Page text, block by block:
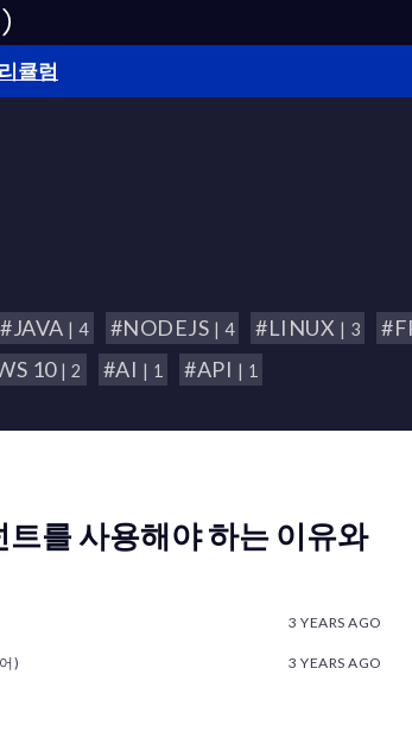
큘럼
#JAVA | 4 #NODEJS | 4 #LINUX | 3
10 | 2 #AI | 1 #API | 1
를 사용해야 하는 이유와
3 YEARS AGO
) 3 YEARS AGO